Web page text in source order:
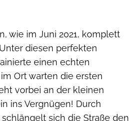
wie im Juni 2021, komplett
diesen perfekten
einen echten
Ort warten die ersten
vorbei an der kleinen
ins Vergnügen! Durch
sich die Straße den